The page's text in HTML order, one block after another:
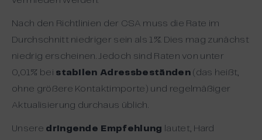
Nach den Richtlinien der CSA muss die Rate im
Durchschnitt niedriger sein als 1%. Dies mag zunächst
niedrig erscheinen. Jedoch sind Raten von unter
0,01% bei stabilen Adressbeständen(das heißt,
ohne größere Kontaktimporte) und regelmäßiger
Aktualisierung durchaus üblich.
Unsere dringende Empfehlung lautet, Hard